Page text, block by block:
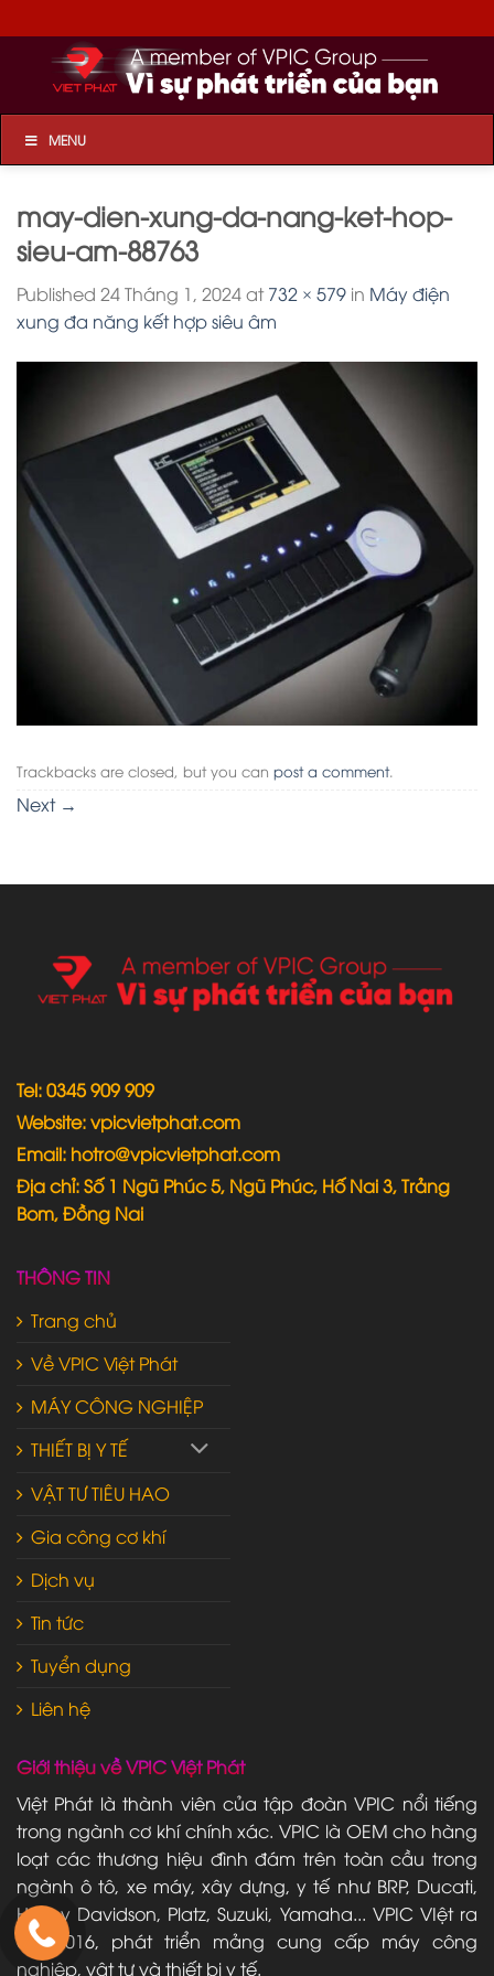
to
content
MENU
may-dien-xung-da-nang-ket-hop-
sieu-am-88763
Published 24 Tháng 1, 2024at732 × 579 in Máy điện
xung đa năng kết hợp siêu âm
Trackbacks are closed, but you can post a comment.
Next →
Tel: 0345 909 909
Website: vpicvietphat.com
Email: hotro@vpicvietphat.com
Địa chỉ: Số 1 Ngũ Phúc 5, Ngũ Phúc, Hố Nai 3, Trảng
Bom, Đồng Nai
THÔNG TIN
Trang chủ
Về VPIC Việt Phát
MÁY CÔNG NGHIỆP
THIẾT BỊ Y TẾ
VẬT TƯ TIÊU HAO
Gia công cơ khí
Dịch vụ
Tin tức
Tuyển dụng
Liên hệ
Giới thiệu về VPIC Việt Phát
Việt Phát là thành viên của tập đoàn VPIC nổi tiếng
trong ngành cơ khí chính xác. VPIC là OEM cho hàng
loạt các thương hiệu đình đám trên toàn cầu trong
ngành ô tô, xe máy, xây dựng, y tế như BRP, Ducati,
Harley Davidson, Platz, Suzuki, Yamaha... VPIC VIệt ra
đời 2016, phát triển mảng cung cấp máy công
nghiệp, vật tư và thiết bị y tế.